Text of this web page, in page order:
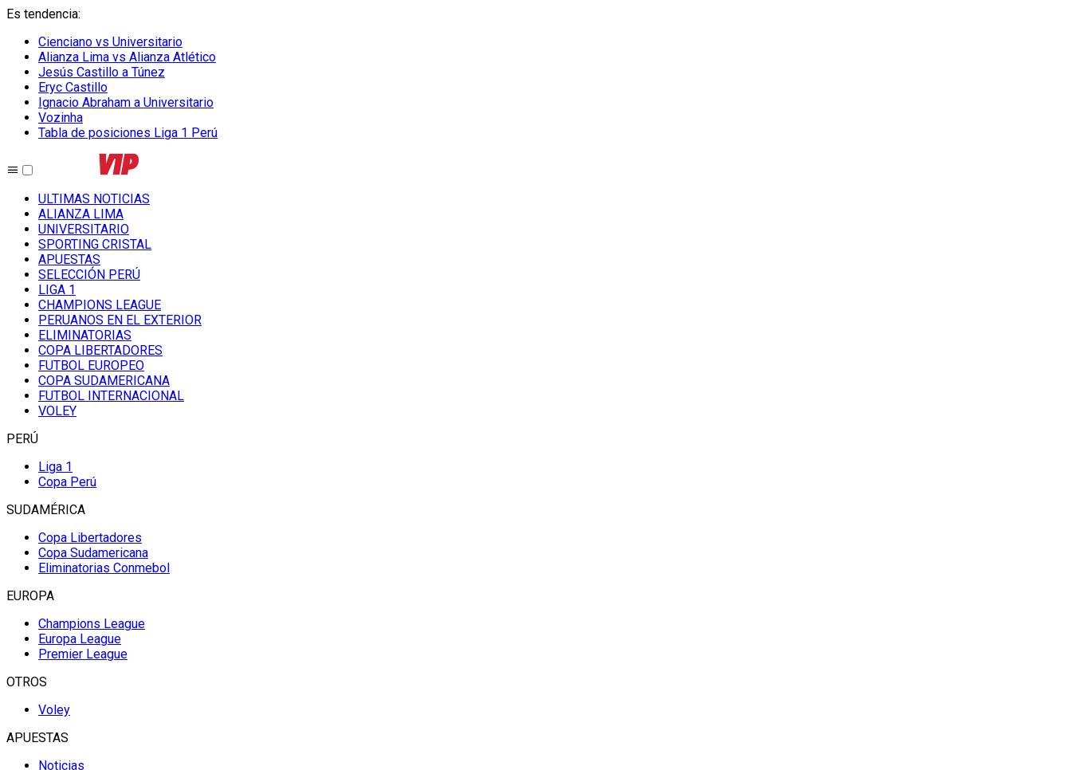
Es tendencia:
Cienciano vs Universitario
Alianza Lima vs Alianza Atlético
Jesús Castillo a Túnez
Eryc Castillo
Ignacio Abraham a Universitario
Vozinha
Tabla de posiciones Liga 1 Perú
ULTIMAS NOTICIAS
ALIANZA LIMA
UNIVERSITARIO
SPORTING CRISTAL
APUESTAS
SELECCIÓN PERÚ
LIGA 1
CHAMPIONS LEAGUE
PERUANOS EN EL EXTERIOR
ELIMINATORIAS
COPA LIBERTADORES
FUTBOL EUROPEO
COPA SUDAMERICANA
FUTBOL INTERNACIONAL
VOLEY
PERÚ
Liga 1
Copa Perú
SUDAMÉRICA
Copa Libertadores
Copa Sudamericana
Eliminatorias Conmebol
EUROPA
Champions League
Europa League
Premier League
OTROS
Voley
APUESTAS
Noticias